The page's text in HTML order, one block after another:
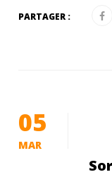
PARTAGER :
05
MAR